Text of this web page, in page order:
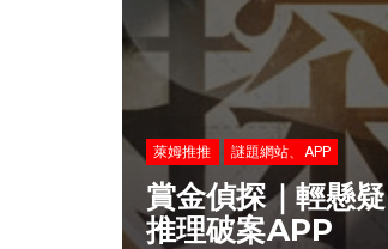
萊姆推推 謎題網站、APP
賞金偵探｜輕懸疑
推理破案APP